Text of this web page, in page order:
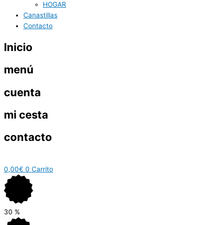
HOGAR
Canastillas
Contacto
Inicio
menú
cuenta
mi cesta
contacto
0,00€ 0 Carrito
30 %